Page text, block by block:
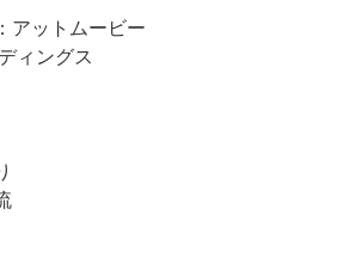
アットムービー
ィングス